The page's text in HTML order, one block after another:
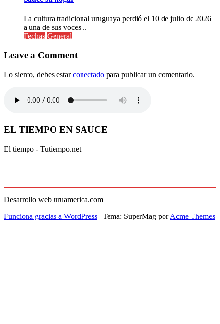
La cultura tradicional uruguaya perdió el 10 de julio de 2026
a una de sus voces...
Fechas General
Leave a Comment
Lo siento, debes estarconectado para publicar un comentario.
EL TIEMPO EN SAUCE
El tiempo - Tutiempo.net
Desarrollo web uruamerica.com
Funciona gracias a WordPress | Tema: SuperMag porAcme Themes